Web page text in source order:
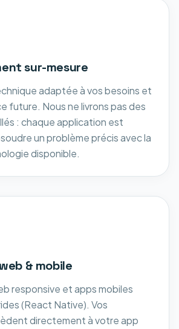
sur-mesure
adaptée à vos besoins et
future. Nous ne livrons pas des
: chaque application est
un problème précis avec la
disponible.
& mobile
responsive et apps mobiles
(React Native). Vos
directement à votre app